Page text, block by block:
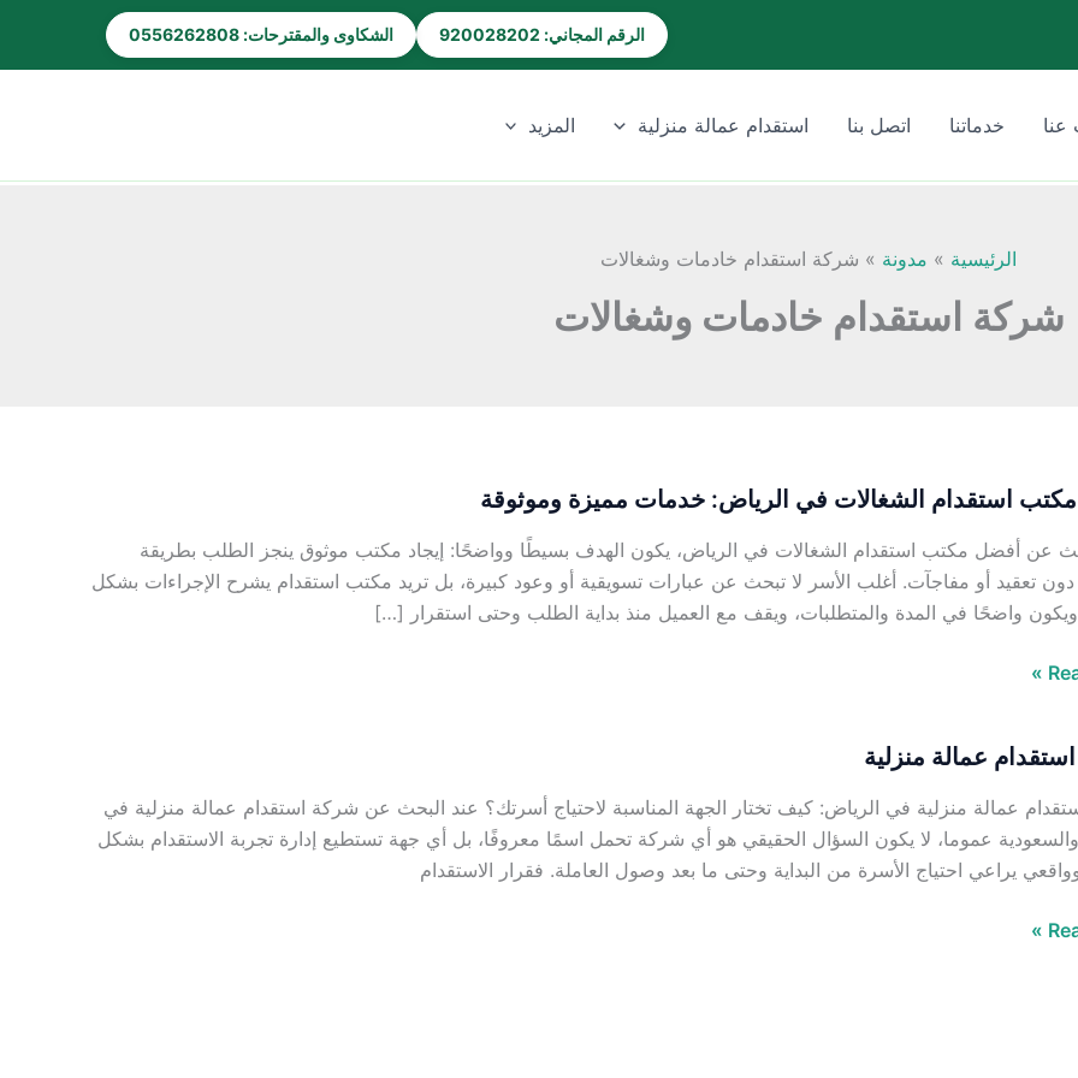
الرقم المجاني: 920028202 الشكاوى والمقترحات: 0556262808
عنا خدماتنا اتصل بنا استقدام عمالة منزلية المزيد
الرئيسية مدونة شركة استقدام خادمات وشغالات
شركة استقدام خادمات وشغالات
استقدام الشغالات في الرياض: خدمات مميزة وموثوقة
عن أفضل مكتب استقدام الشغالات في الرياض، يكون الهدف بسيطًا وواضحًا: إيجاد مكتب موثوق ينجز الطلب بطريقة
دون تعقيد أو مفاجآت. أغلب الأسر لا تبحث عن عبارات تسويقية أو وعود كبيرة، بل تريد مكتب استقدام يشرح الإجراءات بشكل
واضحًا في المدة والمتطلبات، ويقف مع العميل منذ بداية الطلب وحتى استقرار […]
عمالة منزلية
عمالة منزلية في الرياض: كيف تختار الجهة المناسبة لاحتياج أسرتك؟ عند البحث عن شركة استقدام عمالة منزلية في
عموما، لا يكون السؤال الحقيقي هو أي شركة تحمل اسمًا معروفًا، بل أي جهة تستطيع إدارة تجربة الاستقدام بشكل
يراعي احتياج الأسرة من البداية وحتى ما بعد وصول العاملة. فقرار الاستقدام